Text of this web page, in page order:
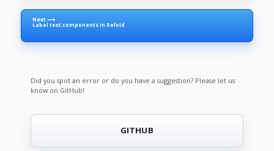
Next ⟶
Label text components in Defold
Did you spot an error or do you have a suggestion? Please let us
know on GitHub!
GITHUB